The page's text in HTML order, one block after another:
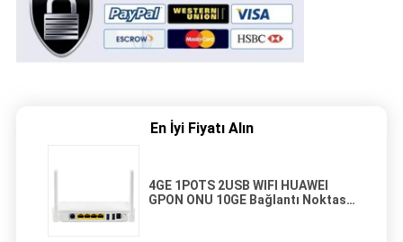
En İyi Fiyatı Alın
4GE 1POTS 2USB WIFI HUAWEI
GPON ONU 10GE Bağlantı Noktası